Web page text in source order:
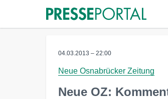
04.03.2013 – 22:00
Neue Osnabrücker Zeitung
Neue OZ: